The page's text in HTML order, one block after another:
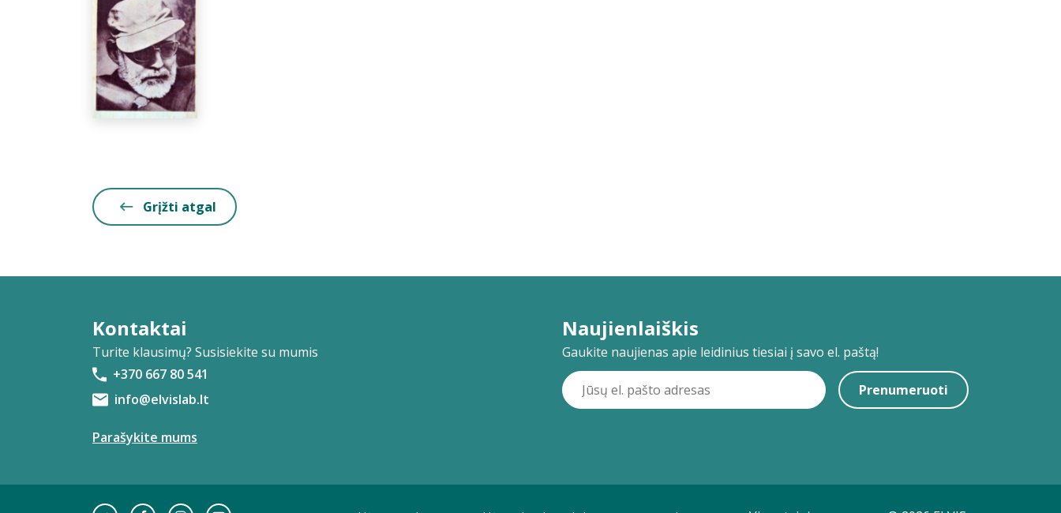
Grįžti atgal
Kontaktai
Turite klausimų? Susisiekite su mumis
+370 667 80 541
info@elvislab.lt
Parašykite mums
Naujienlaiškis
Gaukite naujienas apie leidinius tiesiai į savo el. paštą!
Prenumeruoti